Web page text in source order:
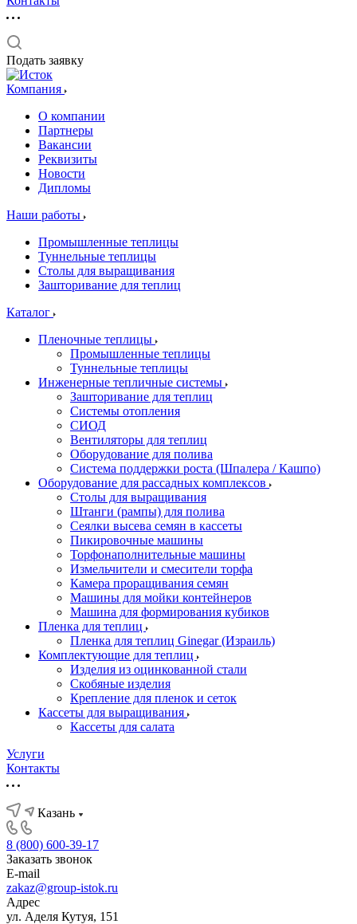
Подать заявку
Компания
О компании
Партнеры
Вакансии
Реквизиты
Новости
Дипломы
Наши работы
Промышленные теплицы
Туннельные теплицы
Столы для выращивания
Зашторивание для теплиц
Каталог
Пленочные теплицы
Промышленные теплицы
Туннельные теплицы
Инженерные тепличные системы
Зашторивание для теплиц
Системы отопления
СИОД
Вентиляторы для теплиц
Оборудование для полива
Система поддержки роста (Шпалера / Кашпо)
Оборудование для рассадных комплексов
Столы для выращивания
Штанги (рампы) для полива
Сеялки высева семян в кассеты
Пикировочные машины
Торфонаполнительные машины
Измельчители и смесители торфа
Камера проращивания семян
Машины для мойки контейнеров
Машина для формирования кубиков
Пленка для теплиц
Пленка для теплиц Ginegar (Израиль)
Комплектующие для теплиц
Изделия из оцинкованной стали
Скобяные изделия
Крепление для пленок и сеток
Кассеты для выращивания
Кассеты для салата
Услуги
Контакты
Казань
8 (800) 600-39-17
Заказать звонок
E-mail
zakaz@group-istok.ru
Адрес
ул. Аделя Кутуя, 151